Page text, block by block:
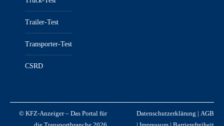
Trailer-Test
Transporter-Test
CSRD
© KFZ-Anzeiger – Das Portal für
Datenschutzerklärung | AGB